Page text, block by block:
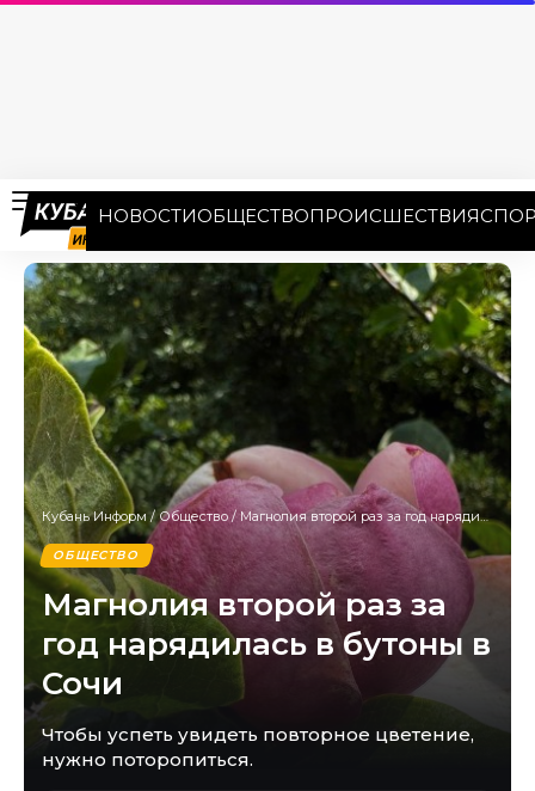
НОВОСТИОБЩЕСТВОПРОИСШЕСТВИЯ
Кубань Информ/ Общество /Магнолия второй раз за год нарядилась в бутоны в Сочи
ОБЩЕСТВО
Магнолия второй раз за
год нарядилась в бутоны в
Сочи
Чтобы успеть увидеть повторное цветение,
нужно поторопиться.